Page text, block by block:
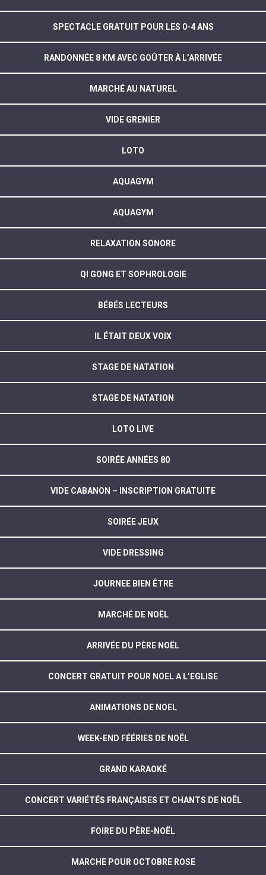
SPECTACLE GRATUIT POUR LES 0-4 ANS
RANDONNÉE 8 KM AVEC GOÛTER À L’ARRIVÉE
MARCHÉ AU NATUREL
VIDE GRENIER
LOTO
AQUAGYM
AQUAGYM
RELAXATION SONORE
QI GONG ET SOPHROLOGIE
BÉBÉS LECTEURS
IL ÉTAIT DEUX VOIX
STAGE DE NATATION
STAGE DE NATATION
LOTO LIVE
SOIRÉE ANNÉES 80
VIDE CABANON – INSCRIPTION GRATUITE
SOIRÉE JEUX
VIDE DRESSING
JOURNEE BIEN ÊTRE
MARCHÉ DE NOËL
ARRIVÉE DU PÈRE NOËL
CONCERT GRATUIT POUR NOEL A L’EGLISE
ANIMATIONS DE NOEL
WEEK-END FÉÉRIES DE NOËL
GRAND KARAOKÉ
CONCERT VARIÉTÉS FRANÇAISES ET CHANTS DE NOËL
FOIRE DU PÈRE-NOËL
MARCHE POUR OCTOBRE ROSE